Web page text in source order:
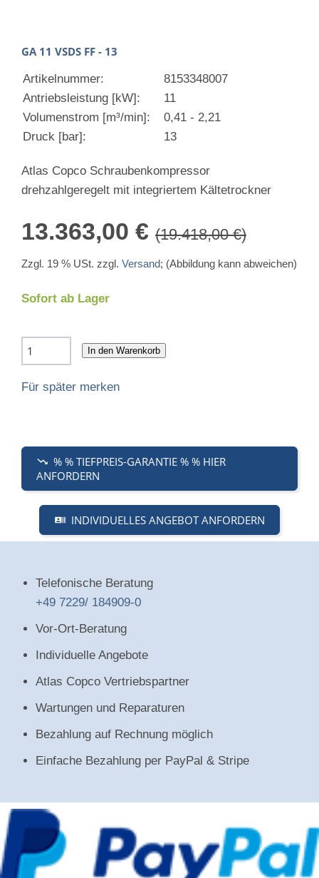
GA 11 VSDS FF - 13
Artikelnummer:
8153348007
Antriebsleistung [kW]:
11
Volumenstrom [m³/min]:
0,41 - 2,21
Druck [bar]:
13
Atlas Copco Schraubenkompressor
drehzahlgeregelt mit integriertem Kältetrockner
13.363,00 € (19.418,00 €)
Zzgl. 19 % USt. zzgl. Versand; (Abbildung kann abweichen)
Sofort ab Lager
In den Warenkorb
Für später merken
% % TIEFPREIS-GARANTIE % % HIER
ANFORDERN
INDIVIDUELLES ANGEBOT ANFORDERN
Telefonische Beratung
+49 7229/ 184909-0
Vor-Ort-Beratung
Individuelle Angebote
Atlas Copco Vertriebspartner
Wartungen und Reparaturen
Bezahlung auf Rechnung möglich
Einfache Bezahlung per PayPal & Stripe